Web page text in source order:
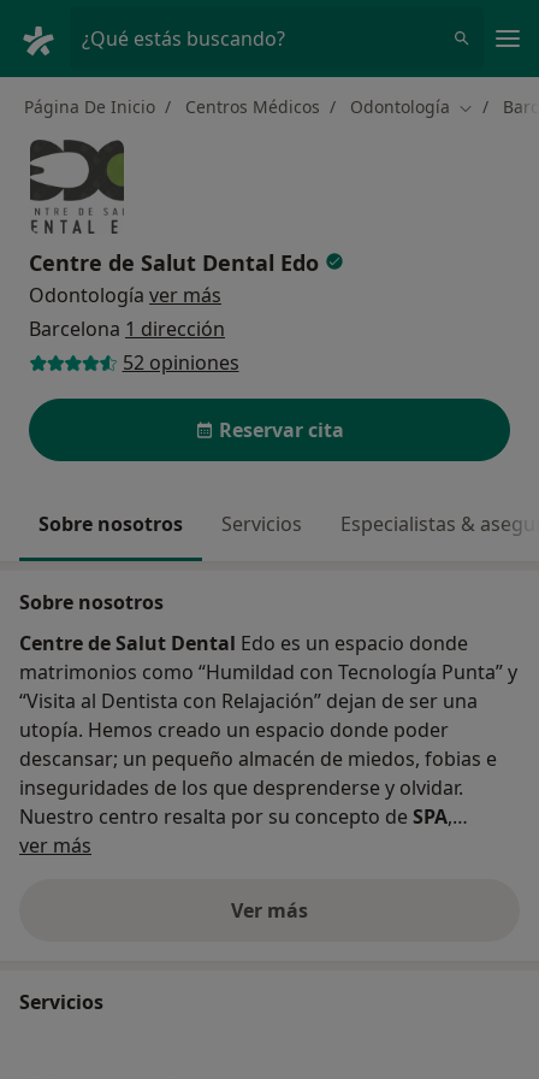
¿Qué estás buscando?
Página De Inicio Centros Médicos Odontología Cambiar
Centre de Salut Dental Edo
Odontología ver más
Barcelona 1 dirección
52 opiniones
Reservar cita
Sobre nosotros Servicios Especialistas &
Sobre nosotros
Centre de Salut Dental Edo es un espacio donde
matrimonios como “Humildad con Tecnología Punta” y
“Visita al Dentista con Relajación” dejan de ser una
utopía. Hemos creado un espacio donde poder
descansar; un pequeño almacén de miedos, fobias e
inseguridades de los que desprenderse y olvidar.
Nuestro centro resalta por su concepto de SPA,
destinado a ahuyentar la fobia al dentista utilizando
cromoterapia, aromaterapia, hilo musical inmersivo y
eficientemente los posibles tratamientos de todos
ver más
Ver más
Servicios